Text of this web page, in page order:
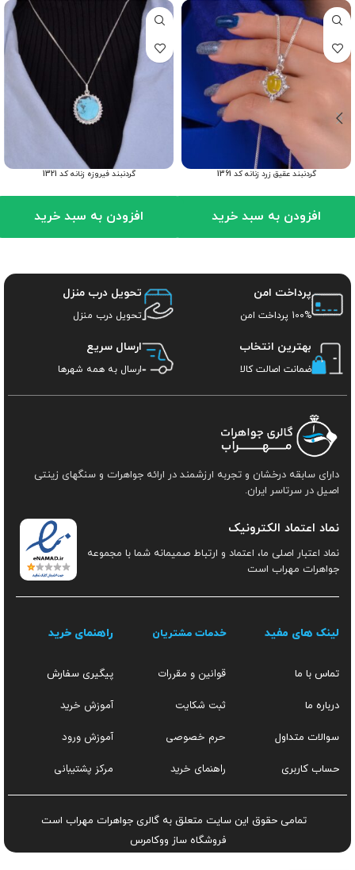
گردنبند عقیق زرد زنانه کد 1361
افزودن به سبد خرید
گردنبند فیروزه زنانه کد 1321
افزودن به سبد خرید
پرداخت امن
100% پرداخت امن
تحویل درب منزل
تحویل درب منزل
بهترین انتخاب
ضمانت اصالت کالا
ارسال سریع
ارسال به همه شهرها
دارای سابقه درخشان و تجربه ارزشمند در ارائه جواهرات و سنگهای زینتی
اصیل در سرتاسر ایران.
نماد اعتماد الکترونیک
نماد اعتبار اصلی ما، اعتماد و ارتباط صمیمانه شما با مجموعه
جواهرات مهراب است
لینک های مفید
تماس با ما
درباره ما
سوالات متداول
حساب کاربری
خدمات مشتریان
قوانین و مقررات
ثبت شکایت
حرم خصوصی
راهنمای خرید
راهنمای خرید
پیگیری سفارش
آموزش خرید
آموزش ورود
مرکز پشتیبانی
تمامی حقوق این سایت متعلق به گالری جواهرات مهراب است
فروشگاه ساز ووکامرس